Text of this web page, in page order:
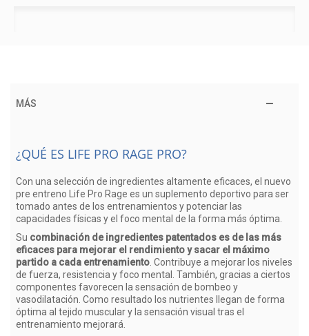
MÁS
¿QUÉ ES LIFE PRO RAGE PRO?
Con una selección de ingredientes altamente eficaces, el nuevo
pre entreno Life Pro Rage es un suplemento deportivo para ser
tomado antes de los entrenamientos y potenciar las
capacidades físicas y el foco mental de la forma más óptima.
Su combinación de ingredientes patentados es de las más
eficaces para mejorar el rendimiento y sacar el máximo
partido a cada entrenamiento . Contribuye a mejorar los niveles
de fuerza, resistencia y foco mental. También, gracias a ciertos
componentes favorecen la sensación de bombeo y
vasodilatación. Como resultado los nutrientes llegan de forma
óptima al tejido muscular y la sensación visual tras el
entrenamiento mejorará.